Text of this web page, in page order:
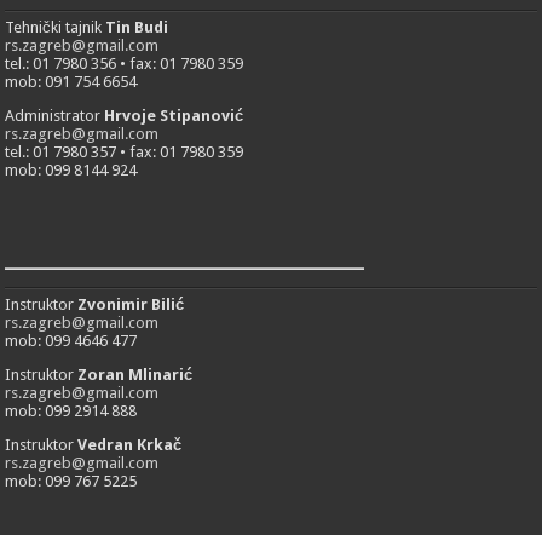
Tehnički tajnik Tin Budi
rs.zagreb@gmail.com
tel.: 01 7980 356 • fax: 01 7980 359
mob: 091 754 6654
Administrator Hrvoje Stipanović
rs.zagreb@gmail.com
tel.: 01 7980 357 • fax: 01 7980 359
mob: 099 8144 924
___________________________
Instruktor Zvonimir Bilić
rs.zagreb@gmail.com
mob: 099 4646 477
Instruktor Zoran Mlinarić
rs.zagreb@gmail.com
mob: 099 2914 888
InstruktorVedran Krkač
rs.zagreb@gmail.com
mob: 099 767 5225